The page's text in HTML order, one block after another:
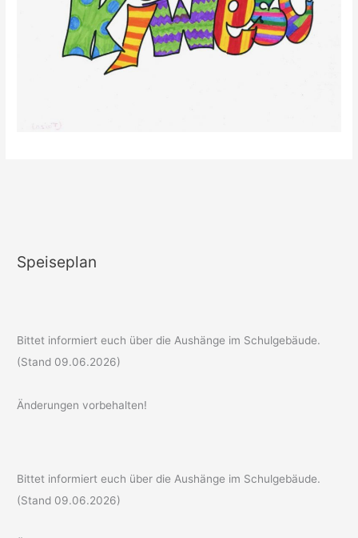
Speiseplan
Bittet informiert euch über die Aushänge im Schulgebäude.
(Stand 09.06.2026)
Änderungen vorbehalten!
Bittet informiert euch über die Aushänge im Schulgebäude.
(Stand 09.06.2026)